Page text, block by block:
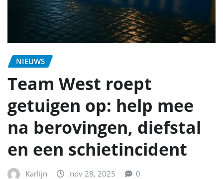
NIEUWS
Team West roept
getuigen op: help mee
na berovingen, diefstal
en een schietincident
Karlijn nov 28, 2025 0